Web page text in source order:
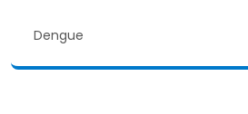
Dengue